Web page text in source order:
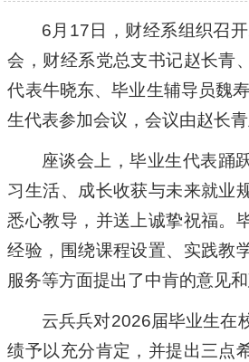
6月17日，财经系组织召
会，财经系党总支书记赵长青
代表牛晓东、毕业生辅导员魏
生代表参加会议，会议由赵长青
座谈会上，毕业生代表踊
习生活、成长收获与未来就业
悉心教导，并送上诚挚祝福。
经验，围绕课程设置、实践教
服务等方面提出了中肯的意见和
云兵兵对2026届毕业生在
绩予以充分肯定，并提出三点